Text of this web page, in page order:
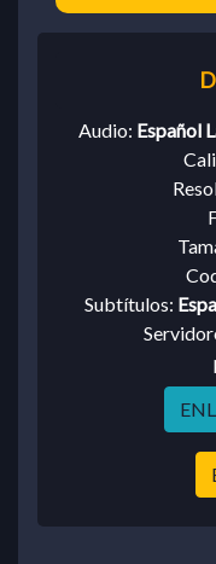
Audio: Español
Subtítulos: